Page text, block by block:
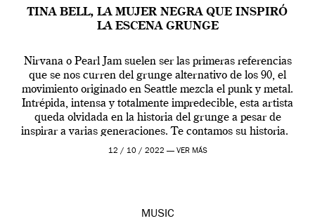
TINA BELL, LA MUJER NEGRA QUE INSPIRÓ
LA ESCENA GRUNGE
Nirvana o Pearl Jam suelen ser las primeras referencias
que se nos curren del grunge alternativo de los 90, el
movimiento originado en Seattle mezcla el punk y metal.
Intrépida, intensa y totalmente impredecible, esta artista
queda olvidada en la historia del grunge a pesar de
inspirar a varias generaciones. Te contamos su historia.
[…]
12 / 10 / 2022 — VER MÁS
MUSIC